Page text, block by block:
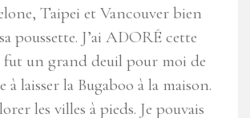
Taipei et Vancouver bien
poussette. J’ai ADORÉ cette
fut un grand deuil pour moi de
à laisser la Bugaboo à la maison.
les villes à pieds. Je pouvais